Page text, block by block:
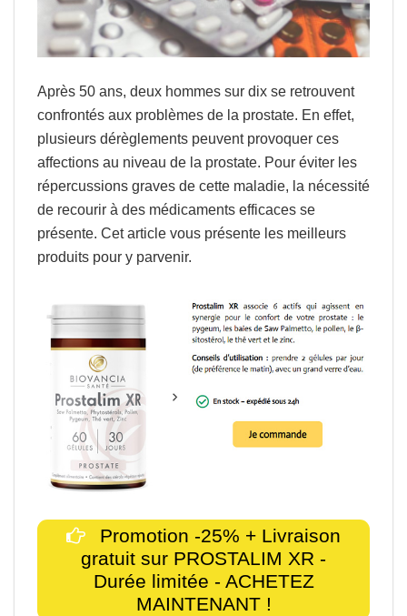
Après 50 ans, deux hommes sur dix se retrouvent
confrontés aux problèmes de la prostate. En effet,
plusieurs dérèglements peuvent provoquer ces
affections au niveau de la prostate. Pour éviter les
répercussions graves de cette maladie, la nécessité
de recourir à des médicaments efficaces se
présente. Cet article vous présente les meilleurs
produits pour y parvenir.
Promotion -25% + Livraison
gratuit sur PROSTALIM XR -
Durée limitée - ACHETEZ
MAINTENANT !